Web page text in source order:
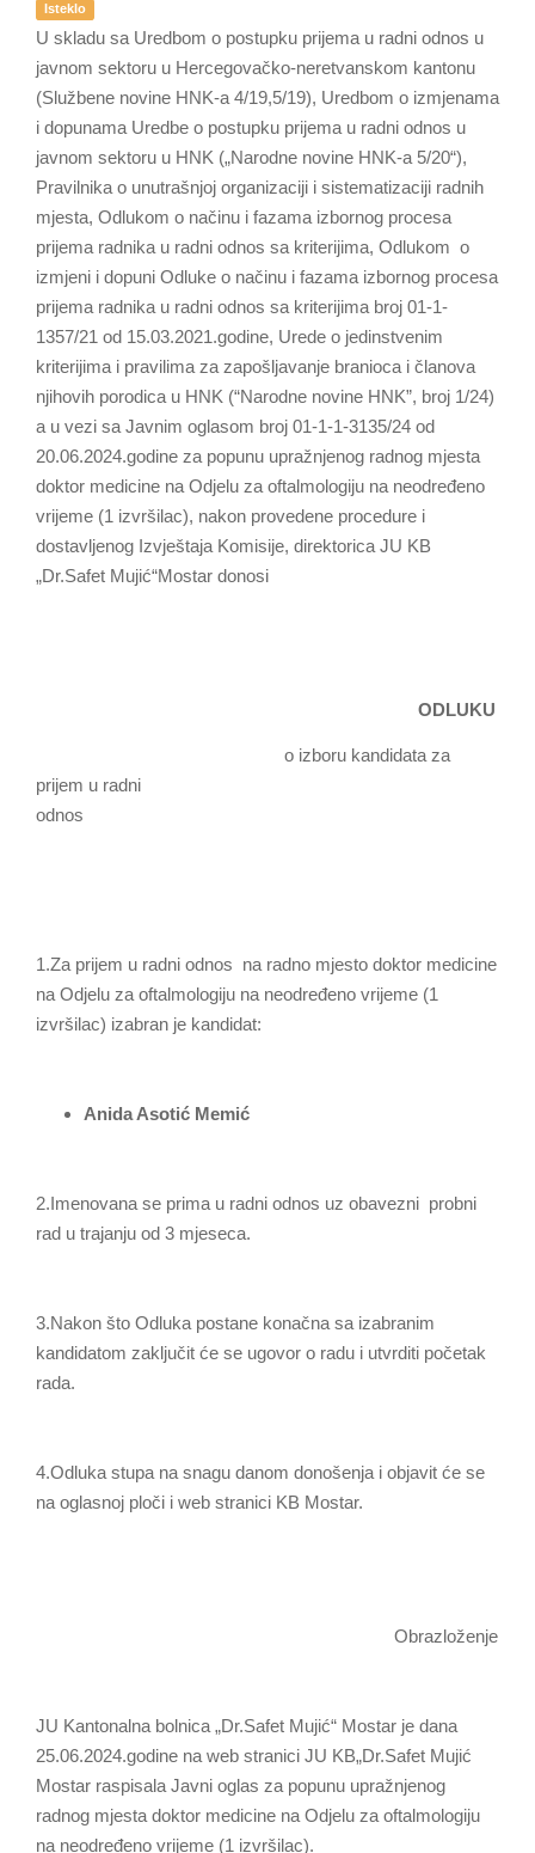
Isteklo
U skladu sa Uredbom o postupku prijema u radni odnos u
javnom sektoru u Hercegovačko-neretvanskom kantonu
(Službene novine HNK-a 4/19,5/19), Uredbom o izmjenama
i dopunama Uredbe o postupku prijema u radni odnos u
javnom sektoru u HNK („Narodne novine HNK-a 5/20“),
Pravilnika o unutrašnjoj organizaciji i sistematizaciji radnih
mjesta, Odlukom o načinu i fazama izbornog procesa
prijema radnika u radni odnos sa kriterijima, Odlukom o
izmjeni i dopuni Odluke o načinu i fazama izbornog procesa
prijema radnika u radni odnos sa kriterijima broj 01-1-
1357/21 od 15.03.2021.godine, Urede o jedinstvenim
kriterijima i pravilima za zapošljavanje branioca i članova
njihovih porodica u HNK (“Narodne novine HNK”, broj 1/24)
a u vezi sa Javnim oglasom broj 01-1-1-3135/24 od
20.06.2024.godine za popunu upražnjenog radnog mjesta
doktor medicine na Odjelu za oftalmologiju na neodređeno
vrijeme (1 izvršilac), nakon provedene procedure i
dostavljenog Izvještaja Komisije, direktorica JU KB
„Dr.Safet Mujić“Mostar donosi
ODLUKU
o izboru kandidata za
prijem u radni
1.Za prijem u radni odnos na radno mjesto doktor medicine
na Odjelu za oftalmologiju na neodređeno vrijeme (1
izvršilac) izabran je kandidat:
Anida Asotić Memić
2.Imenovana se prima u radni odnos uz obavezni probni
rad u trajanju od 3 mjeseca.
3.Nakon što Odluka postane konačna sa izabranim
kandidatom zaključit će se ugovor o radu i utvrditi početak
rada.
4.Odluka stupa na snagu danom donošenja i objavit će se
na oglasnoj ploči i web stranici KB Mostar.
Obrazloženje
JU Kantonalna bolnica „Dr.Safet Mujić“ Mostar je dana
25.06.2024.godine na web stranici JU KB„Dr.Safet Mujić
Mostar raspisala Javni oglas za popunu upražnjenog
radnog mjesta doktor medicine na Odjelu za oftalmologiju
na neodređeno vrijeme (1 izvršilac).